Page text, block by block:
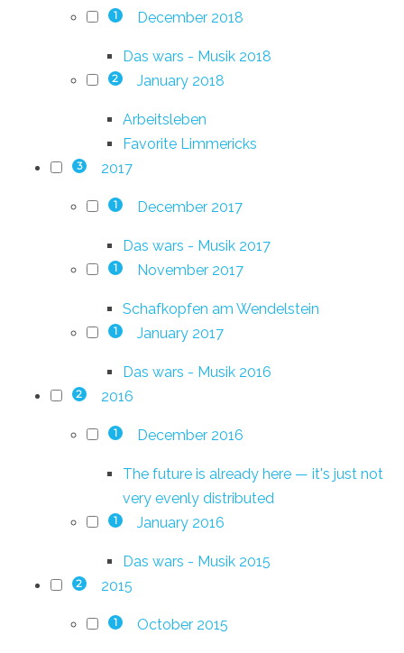
1 December 2018
Das wars - Musik 2018
2 January 2018
Arbeitsleben
Favorite Limmericks
3 2017
1 December 2017
Das wars - Musik 2017
1 November 2017
Schafkopfen am Wendelstein
1 January 2017
Das wars - Musik 2016
2 2016
1 December 2016
The future is already here — it's just not
very evenly distributed
1 January 2016
Das wars - Musik 2015
2 2015
1 October 2015